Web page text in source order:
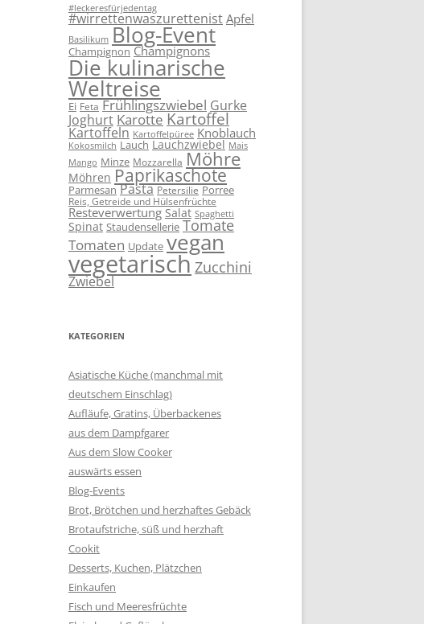
#leckeresfürjedentag
#wirrettenwaszurettenist Apfel
Basilikum Blog-Event
Champignon Champignons
Die kulinarische
Weltreise
Ei Feta Frühlingszwiebel Gurke
Joghurt Karotte Kartoffel
Kartoffeln Kartoffelpüree Knoblauch
Kokosmilch Lauch Lauchzwiebel Mais
Mango Minze Mozzarella Möhre
Möhren Paprikaschote
Parmesan Pasta Petersilie Porree
Reis, Getreide und Hülsenfrüchte
Resteverwertung Salat Spaghetti
Spinat Staudensellerie Tomate
Tomaten Update vegan
vegetarischZucchini
Zwiebel
KATEGORIEN
Asiatische Küche (manchmal mit
deutschem Einschlag)
Aufläufe, Gratins, Überbackenes
aus dem Dampfgarer
Aus dem Slow Cooker
auswärts essen
Blog-Events
Brot, Brötchen und herzhaftes Gebäck
Brotaufstriche, süß und herzhaft
Cookit
Desserts, Kuchen, Plätzchen
Einkaufen
Fisch und Meeresfrüchte